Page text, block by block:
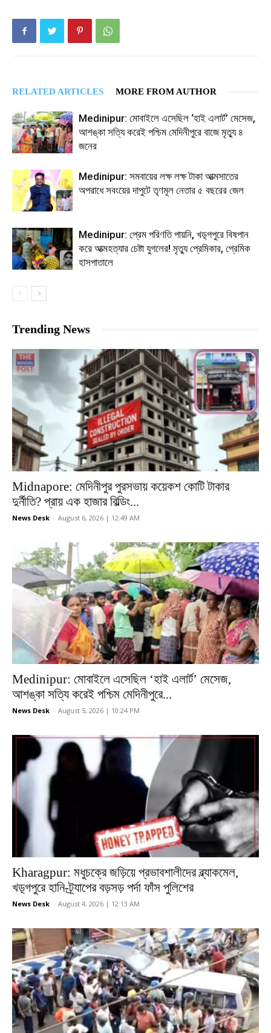
RELATED ARTICLES MORE FROM AUTHOR
Medinipur: মোবাইলে এসেছিল ‘হাই এলার্ট’ মেসেজ,
আশঙ্কা সত্যি করেই পশ্চিম মেদিনীপুরে বাজে মৃত্যু ৪
জনের
Medinipur: সমবায়ের লক্ষ লক্ষ টাকা আত্মসাতের
অপরাধে সবংয়ের দাপুটে তৃণমূল নেতার ৫ বছরের জেল
Medinipur: প্রেম পরিণতি পায়নি, খড়্গপুরে বিষপান
করে আত্মহত্যার চেষ্টা যুগলের! মৃত্যু প্রেমিকার, প্রেমিক
হাসপাতালে
Trending News
Midnapore: মেদিনীপুর পুরসভায় কয়েকশ কোটি টাকার
দুর্নীতি? প্রায় এক হাজার বিল্ডিং...
News Desk - August 6, 2026 | 12:49 AM
Medinipur: মোবাইলে এসেছিল ‘হাই এলার্ট’ মেসেজ,
আশঙ্কা সত্যি করেই পশ্চিম মেদিনীপুরে...
News Desk - August 5, 2026 | 10:24 PM
Kharagpur: মধুচক্রে জড়িয়ে প্রভাবশালীদের ব্ল্যাকমেল,
খড়্গপুরে হানি-ট্র্যাপের বড়সড় পর্দা ফাঁস পুলিশের
News Desk - August 4, 2026 | 12:13 AM